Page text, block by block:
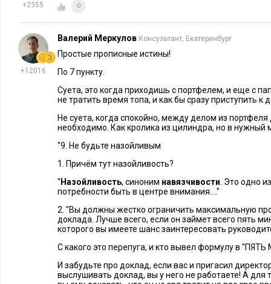
+2355 0
+12016
Валерий Меркулов Консультант, Екатеринбург
Простые прописные истины!
По 7 пункту.
Суета, это когда приходишь с портфелем, и еще с
не тратить время топа, и как бы сразу приступить к
Не суета, когда спокойно, между делом из портфеля
необходимо. Как кролика из цилиндра, но в нужный
"9. Не будьте назойливым
1. Причём тут назойливость?
" Назойливость, синоним навязчивости . Это одно
потребности быть в центре внимания...."
2. "Вы должны жестко ограничить максимальную
доклада. Лучше всего, если он займет всего пять
которого вы имеете шанс заинтересовать
С какого это перепуга, и кто вывел формулу в
И забудьте про доклад, если вас и пригасил
выслушивать доклад, вы у него не работаете! А для